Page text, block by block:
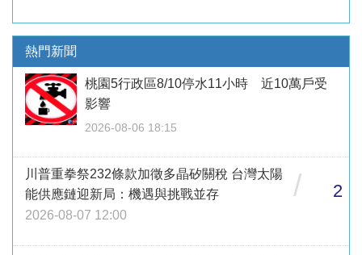
熱門新聞
桃園5行政區8/10停水11小時 近10萬戶受
影響
2026-08-06 18:15
川普重拳祭232條款加徵多晶矽關稅 台灣太陽
能供應鏈迎新局：機遇與挑戰並存
2026-08-07 12:00
/ 2